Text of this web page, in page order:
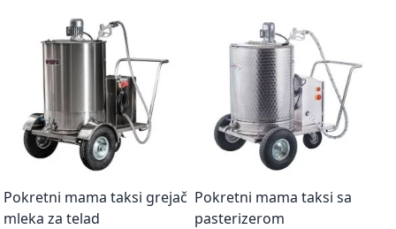
Pokretni mama taksi grejač
mleka za telad
Pokretni mama taksi sa
pasterizerom